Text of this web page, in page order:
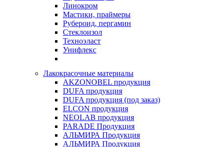
Линокром
Мастики, праймеры
Рубероид, пергамин
Стеклоизол
Техноэласт
Унифлекс
Лакокрасочные материалы
AKZONOBEL продукция
DUFA продукция
DUFA продукция (под заказ)
ELCON продукция
NEOLAB продукция
PARADE Продукция
АЛЬМИРА Продукция
АЛЬМИРА Продукция